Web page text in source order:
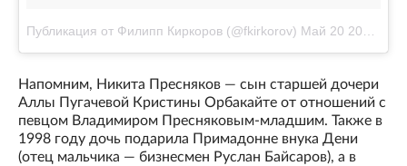
Публикация от Филипп Киркоров (@fkirkorov) Май 20 2017 в 6:12 PDT
Напомним, Никита Пресняков — сын старшей дочери
Аллы Пугачевой Кристины Орбакайте от отношений с
певцом Владимиром Пресняковым-младшим. Также в
1998 году дочь подарила Примадонне внука Дени
(отец мальчика — бизнесмен Руслан Байсаров), а в